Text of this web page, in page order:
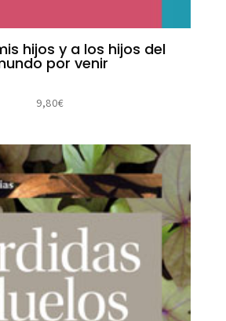
hijos y a los hijos del
por venir
9,80€